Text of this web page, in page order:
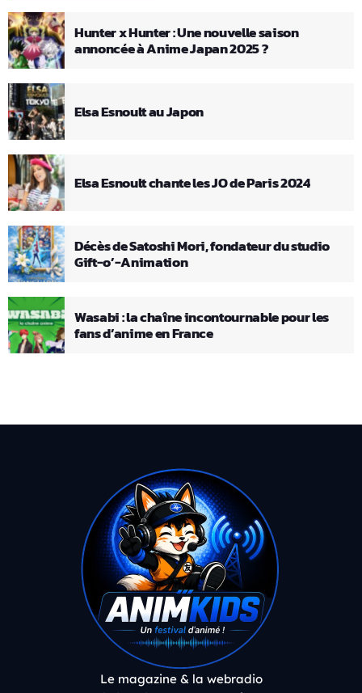
Hunter x Hunter : Une nouvelle saison
annoncée à Anime Japan 2025 ?
Elsa Esnoult au Japon
Elsa Esnoult chante les JO de Paris 2024
Décès de Satoshi Mori, fondateur du studio
Gift-o’-Animation
Wasabi : la chaîne incontournable pour les
fans d’anime en France
Le magazine & la webradio